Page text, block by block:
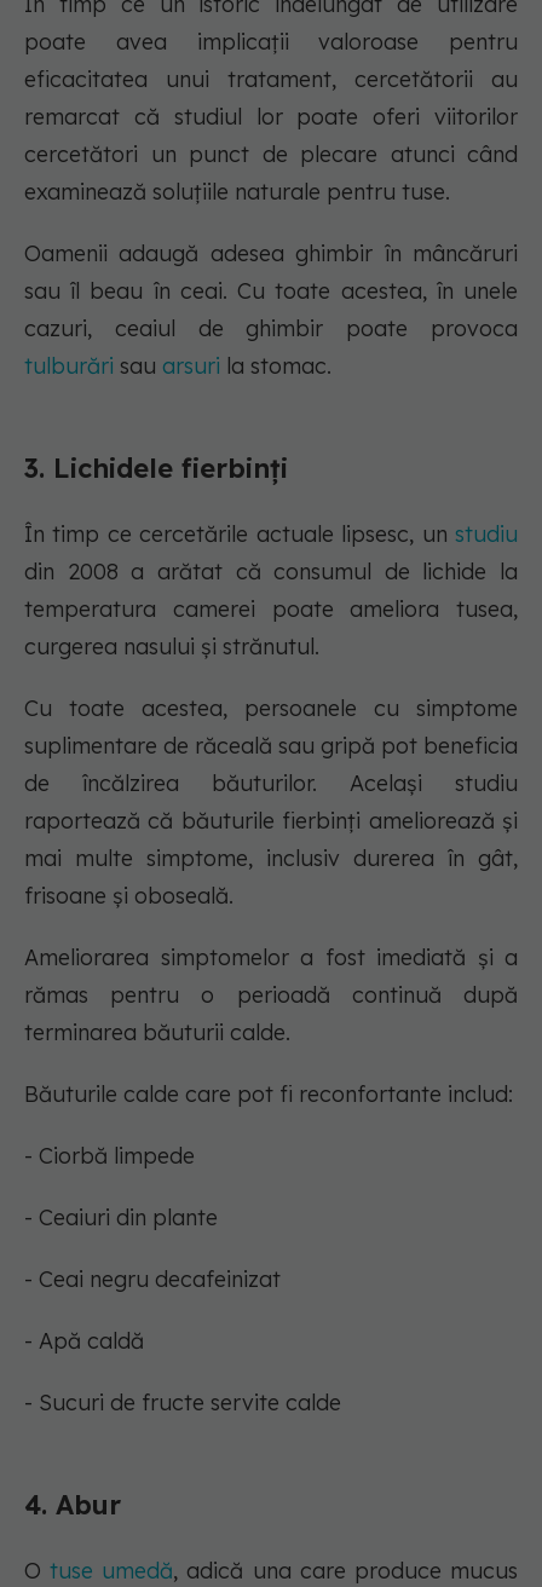
poate avea implicații valoroase pentru
eficacitatea unui tratament, cercetătorii au
remarcat că studiul lor poate oferi viitorilor
cercetători un punct de plecare atunci când
examinează soluțiile naturale pentru tuse.
Oamenii adaugă adesea ghimbir în mâncăruri
sau îl beau în ceai. Cu toate acestea, în unele
cazuri, ceaiul de ghimbir poate provoca
tulburări sau arsuri la stomac.
3. Lichidele fierbinți
În timp ce cercetările actuale lipsesc, un studiu
din 2008 a arătat că consumul de lichide la
temperatura camerei poate ameliora tusea,
curgerea nasului și strănutul.
Cu toate acestea, persoanele cu simptome
suplimentare de răceală sau gripă pot beneficia
de încălzirea băuturilor. Același studiu
raportează că băuturile fierbinți ameliorează și
mai multe simptome, inclusiv durerea în gât,
frisoane și oboseală.
Ameliorarea simptomelor a fost imediată și a
rămas pentru o perioadă continuă după
terminarea băuturii calde.
Băuturile calde care pot fi reconfortante includ:
- Ciorbă limpede
- Ceaiuri din plante
- Ceai negru decafeinizat
- Apă caldă
- Sucuri de fructe servite calde
4. Abur
Otuse umedă, adică una care produce mucus